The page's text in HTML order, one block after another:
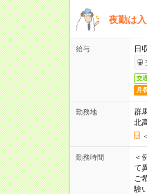
夜勤は
給与 日
交
月
勤務地
群
北
勤務時間
＜
て
ご
験